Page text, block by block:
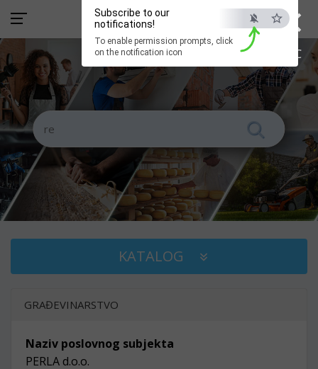
×
ESC
Subscribe to our
notifications!
To enable permission prompts, click
on the notification icon
KATALOG
GRAĐEVINARSTVO
Naziv poslovnog subjekta
PERLA d.o.o.